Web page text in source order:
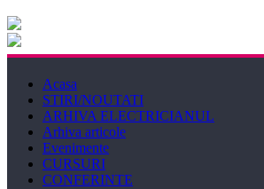
Electricianul
Revista
Electricianul
Acasa
STIRI/NOUTATI
ARHIVA ELECTRICIANUL
Arhiva articole
Evenimente
CURSURI
CONFERINTE